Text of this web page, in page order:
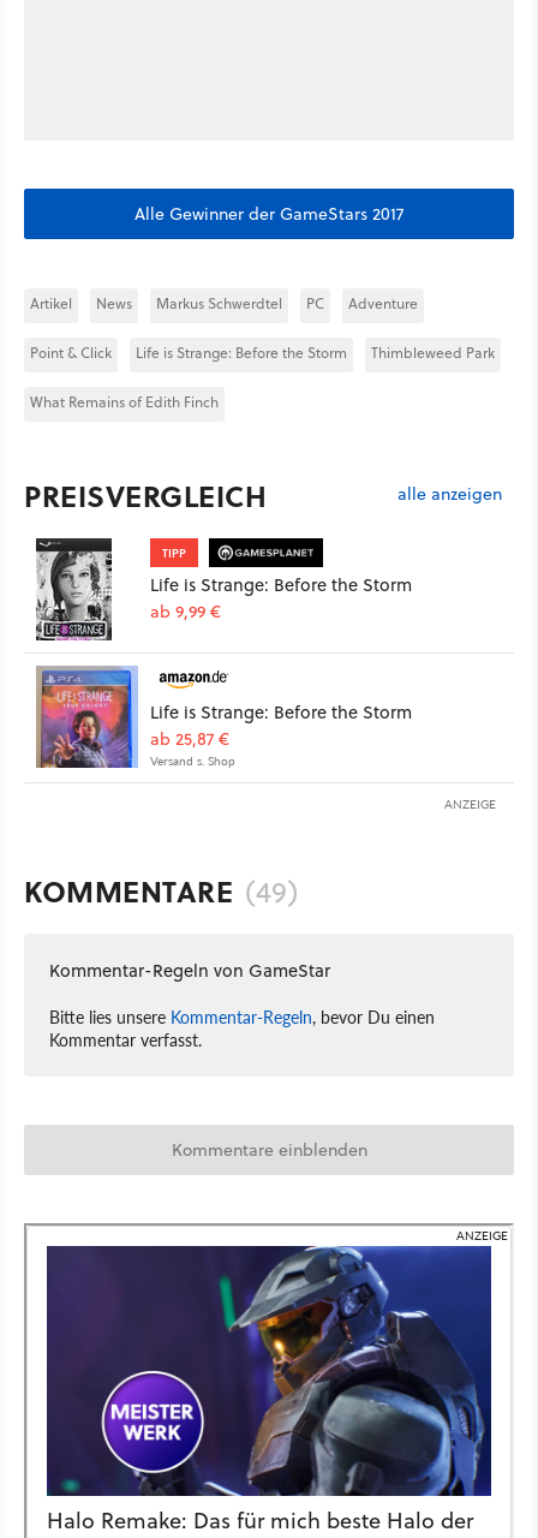
Alle Gewinner der GameStars 2017
Artikel News Markus Schwerdtel PC Adventure
Point & Click Life is Strange: Before the Storm Thimbleweed Park
What Remains of Edith Finch
PREISVERGLEICH alle anzeigen
TIPP
Life is Strange: Before the Storm
ab 9,99 €
Life is Strange: Before the Storm
ab 25,87 €
Versand s. Shop
ANZEIGE
KOMMENTARE (49)
Kommentar-Regeln von GameStar
Bitte lies unsere Kommentar-Regeln, bevor Du einen
Kommentar verfasst.
Kommentare einblenden